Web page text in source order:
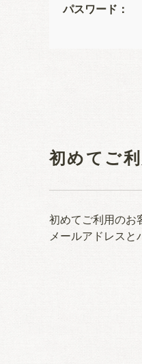
パスワード：
初めてご
初めてご利用のお
メールアドレスと